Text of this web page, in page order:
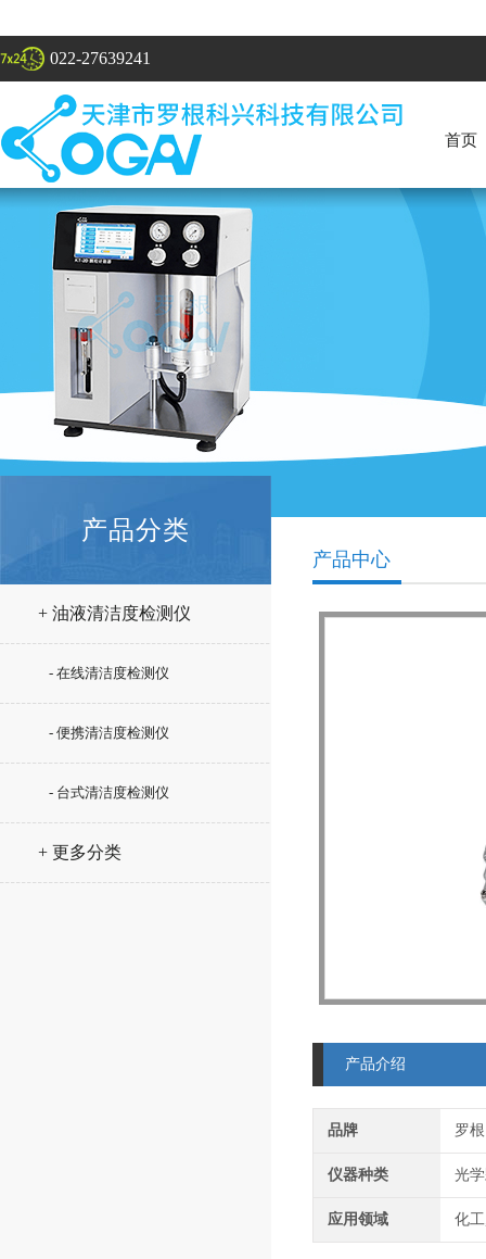
022-27639241
首页
产品分类
+ 油液清洁度检测仪
- 在线清洁度检测仪
- 便携清洁度检测仪
- 台式清洁度检测仪
+ 更多分类
产品中心
产品介绍
品牌 罗根
仪器种类 光
应用领域 化